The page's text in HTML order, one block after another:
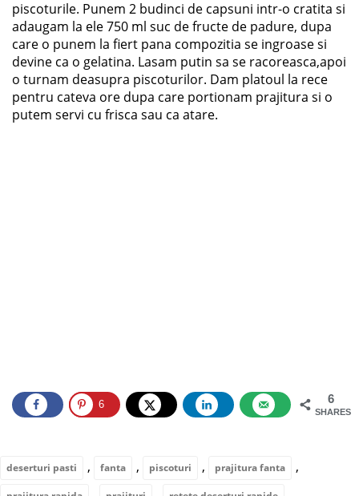
piscoturile. Punem 2 budinci de capsuni intr-o cratita si
adaugam la ele 750 ml suc de fructe de padure, dupa
care o punem la fiert pana compozitia se ingroase si
devine ca o gelatina. Lasam putin sa se racoreasca,apoi
o turnam deasupra piscoturilor. Dam platoul la rece
pentru cateva ore dupa care portionam prajitura si o
putem servi cu frisca sau ca atare.
6
SHARES
6
deserturi pasti , fanta , piscoturi , prajitura fanta ,